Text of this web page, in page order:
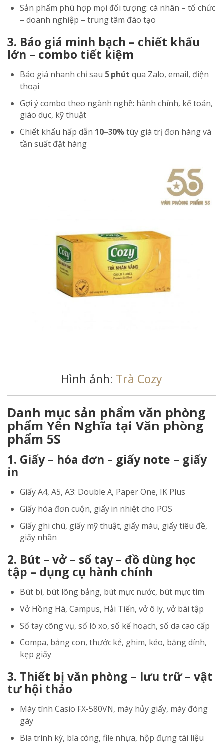
Sản phẩm phù hợp mọi đối tượng: cá nhân – tổ chức
– doanh nghiệp – trung tâm đào tạo
3. Báo giá minh bạch – chiết khấu
lớn – combo tiết kiệm
Báo giá nhanh chỉ sau 5 phút qua Zalo, email, điện
thoại
Gợi ý combo theo ngành nghề: hành chính, kế toán,
giáo dục, kỹ thuật
Chiết khấu hấp dẫn 10–30%tùy giá trị đơn hàng và
tần suất đặt hàng
Hình ảnh: Trà Cozy
Danh mục sản phẩm văn phòng
phẩm Yên Nghĩa tại Văn phòng
phẩm 5S
1. Giấy – hóa đơn – giấy note – giấy
in
Giấy A4, A5, A3: Double A, Paper One, IK Plus
Giấy hóa đơn cuộn, giấy in nhiệt cho POS
Giấy ghi chú, giấy mỹ thuật, giấy màu, giấy tiêu đề,
giấy nhãn
2. Bút – vở – sổ tay – đồ dùng học
tập – dụng cụ hành chính
Bút bi, bút lông bảng, bút mực nước, bút mực tím
Vở Hồng Hà, Campus, Hải Tiến, vở ô ly, vở bài tập
Sổ tay công vụ, sổ lò xo, sổ kế hoạch, sổ da cao cấp
Compa, bảng con, thước kẻ, ghim, kéo, băng dính,
kẹp giấy
3. Thiết bị văn phòng – lưu trữ – vật
tư hội thảo
Máy tính Casio FX-580VN, máy hủy giấy, máy đóng
gáy
Bìa trình ký, bìa còng, file nhựa, hộp đựng tài liệu